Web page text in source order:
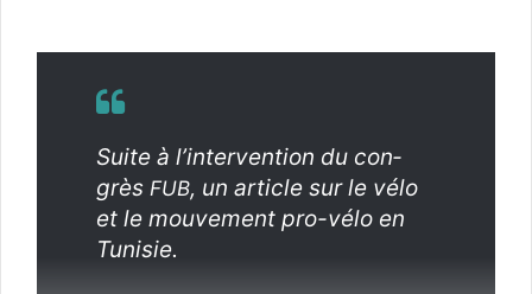
Suite à l’intervention du con­
grès FUB, un arti­cle sur le vélo
et le mou­ve­ment pro-vélo en
Tunisie.